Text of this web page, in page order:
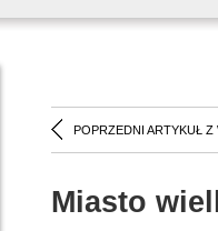
POPRZEDNI ARTYKUŁ Z
Miasto